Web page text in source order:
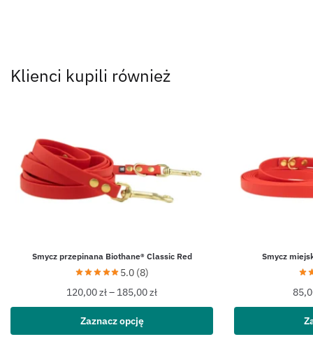
Klienci kupili również
Smycz przepinana Biothane® Classic Red
5.0 (8)
120,00zł– 185,00zł
Zaznacz opcję
Smycz